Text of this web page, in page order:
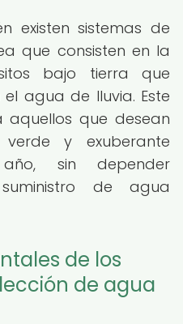
existen sistemas de
que consisten en la
bajo tierra que
agua de lluvia. Este
que desean
y exuberante
sin depender
de agua
de los
de agua